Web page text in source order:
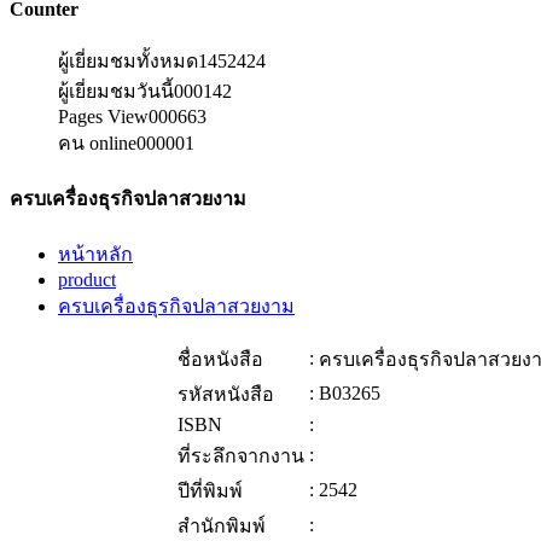
Counter
ผู้เยี่ยมชมทั้งหมด1452424
ผู้เยี่ยมชมวันนี้000142
Pages View000663
คน online000001
ครบเครื่องธุรกิจปลาสวยงาม
หน้าหลัก
product
ครบเครื่องธุรกิจปลาสวยงาม
ชื่อหนังสือ : ครบเครื่องธุรกิจปลาสวยง
รหัสหนังสือ
: B03265
ISBN
:
ที่ระลึกจากงาน :
ปีที่พิมพ์
: 2542
สำนักพิมพ์
: